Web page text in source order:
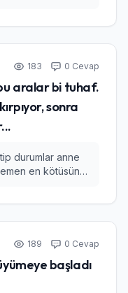
183 0 Cevap
aralar bi tuhaf.
sonra
durumlar anne
en kötüsünü
189 0 Cevap
başladı